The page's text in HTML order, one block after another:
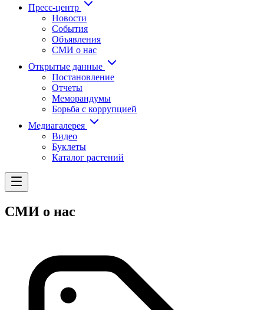
Пресс-центр
Новости
События
Объявления
СМИ о нас
Открытые данные
Постановление
Отчеты
Меморандумы
Борьба с коррупцией
Медиагалерея
Видео
Буклеты
Каталог растений
СМИ о нас